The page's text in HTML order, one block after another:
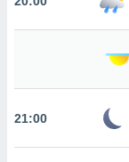
se21:00